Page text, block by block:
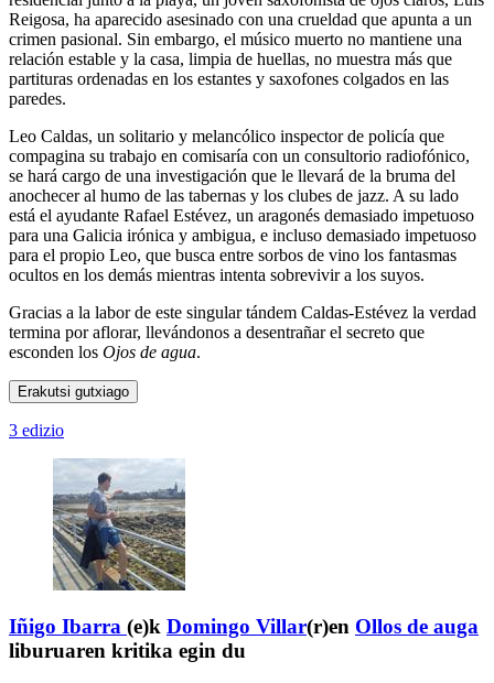
Reigosa, ha aparecido asesinado con una crueldad que apunta a un
crimen pasional. Sin embargo, el músico muerto no mantiene una
relación estable y la casa, limpia de huellas, no muestra más que
partituras ordenadas en los estantes y saxofones colgados en las
paredes.
Leo Caldas, un solitario y melancólico inspector de policía que
compagina su trabajo en comisaría con un consultorio radiofónico,
se hará cargo de una investigación que le llevará de la bruma del
anochecer al humo de las tabernas y los clubes de jazz. A su lado
está el ayudante Rafael Estévez, un aragonés demasiado impetuoso
para una Galicia irónica y ambigua, e incluso demasiado impetuoso
para el propio Leo, que busca entre sorbos de vino los fantasmas
ocultos en los demás mientras intenta sobrevivir a los suyos.
Gracias a la labor de este singular tándem Caldas-Estévez la verdad
termina por aflorar, llevándonos a desentrañar el secreto que
esconden los Ojos de agua.
Erakutsi gutxiago
3 edizio
Iñigo Ibarra (e)k Domingo Villar(r)en Ollos de auga
liburuaren kritika egin du